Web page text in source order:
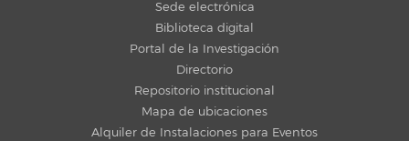
Sede electrónica
Biblioteca digital
Portal de la Investigación
Directorio
Repositorio institucional
Mapa de ubicaciones
Alquiler de Instalaciones para Eventos